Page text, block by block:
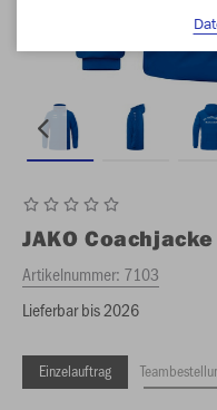
JAKO
Artikelnummer: 7103
Lieferbar bis 2026
Einzelauftrag